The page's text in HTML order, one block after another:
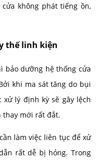
không phát tiếng ồn,
thế linh kiện
bảo dưỡng hệ thống cửa
khi ma sát tăng do bụi
lý định kỳ sẽ gây lệch
thay mới rất đắt.
làm việc liên tục để xử
rất dễ bị hỏng. Trong